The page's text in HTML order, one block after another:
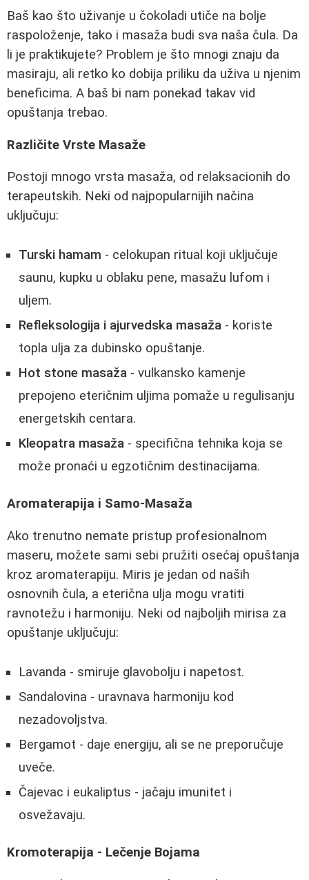
Baš kao što uživanje u čokoladi utiče na bolje
raspoloženje, tako i masaža budi sva naša čula. Da
li je praktikujete? Problem je što mnogi znaju da
masiraju, ali retko ko dobija priliku da uživa u njenim
beneficima. A baš bi nam ponekad takav vid
opuštanja trebao.
Različite Vrste Masaže
Postoji mnogo vrsta masaža, od relaksacionih do
terapeutskih. Neki od najpopularnijih načina
uključuju:
Turski hamam - celokupan ritual koji uključuje
saunu, kupku u oblaku pene, masažu lufom i
uljem.
Refleksologija i ajurvedska masaža - koriste
topla ulja za dubinsko opuštanje.
Hot stone masaža - vulkansko kamenje
prepojeno eteričnim uljima pomaže u regulisanju
energetskih centara.
Kleopatra masaža - specifična tehnika koja se
može pronaći u egzotičnim destinacijama.
Aromaterapija i Samo-Masaža
Ako trenutno nemate pristup profesionalnom
maseru, možete sami sebi pružiti osećaj opuštanja
kroz aromaterapiju. Miris je jedan od naših
osnovnih čula, a eterična ulja mogu vratiti
ravnotežu i harmoniju. Neki od najboljih mirisa za
opuštanje uključuju:
Lavanda - smiruje glavobolju i napetost.
Sandalovina - uravnava harmoniju kod
nezadovoljstva.
Bergamot - daje energiju, ali se ne preporučuje
uveče.
Čajevac i eukaliptus - jačaju imunitet i
osvežavaju.
Kromoterapija - Lečenje Bojama